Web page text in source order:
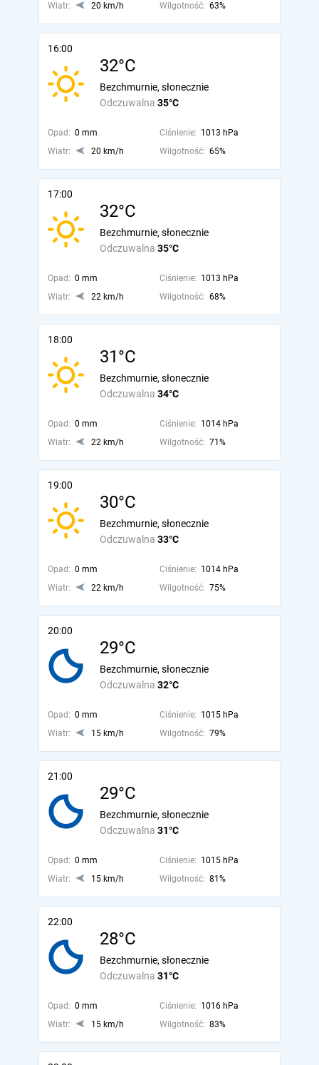
Wiatr:
20 km/h Wilgotność: 63%
16:00
32°C
Odczuwalna 35°C
Bezchmurnie, słonecznie
Opad: 0 mm Ciśnienie: 1013 hPa
Wiatr:
20 km/h Wilgotność: 65%
17:00
32°C
Odczuwalna 35°C
Bezchmurnie, słonecznie
Opad: 0 mm Ciśnienie: 1013 hPa
Wiatr:
22 km/h Wilgotność: 68%
18:00
31°C
Odczuwalna 34°C
Bezchmurnie, słonecznie
Opad: 0 mm Ciśnienie: 1014 hPa
Wiatr:
22 km/h Wilgotność: 71%
19:00
30°C
Odczuwalna 33°C
Bezchmurnie, słonecznie
Opad: 0 mm Ciśnienie: 1014 hPa
Wiatr:
22 km/h Wilgotność: 75%
20:00
29°C
Odczuwalna 32°C
Bezchmurnie, słonecznie
Opad: 0 mm Ciśnienie: 1015 hPa
Wiatr:
15 km/h Wilgotność: 79%
21:00
29°C
Odczuwalna 31°C
Bezchmurnie, słonecznie
Opad: 0 mm Ciśnienie: 1015 hPa
Wiatr:
15 km/h Wilgotność: 81%
22:00
28°C
Odczuwalna 31°C
Bezchmurnie, słonecznie
Opad: 0 mm Ciśnienie: 1016 hPa
Wiatr:
15 km/h Wilgotność: 83%